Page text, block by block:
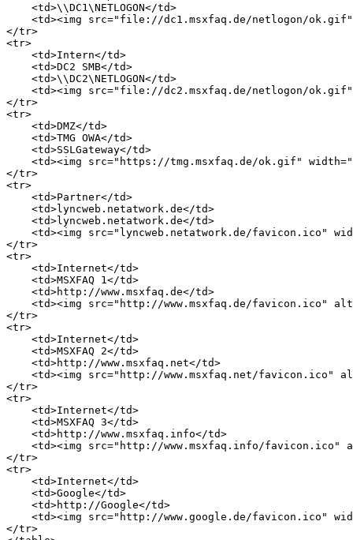
    <td>\\DC1\NETLOGON</td>
<td><img src="file://dc1.msxfaq.de/netlogon/
</tr>
<tr>
    <td>Intern</td>
    <td>DC2 SMB</td>
    <td>\\DC2\NETLOGON</td>
<td><img src="file://dc2.msxfaq.de/netlogon/
</tr>
<tr>
    <td>DMZ</td>
    <td>TMG OWA</td>
    <td>SSLGateway</td>
<td><img src="https://tmg.msxfaq.de/ok.gif"
</tr>
<tr>
    <td>Partner</td>
    <td>lyncweb.netatwork.de</td>
    <td>lyncweb.netatwork.de</td>
<td><img src="lyncweb.netatwork.de/favicon.ico"
</tr>
<tr>
    <td>Internet</td>
    <td>MSXFAQ 1</td>
    <td>http://www.msxfaq.de</td>
<td><img src="http://www.msxfaq.de/favicon.ico"
</tr>
<tr>
    <td>Internet</td>
    <td>MSXFAQ 2</td>
    <td>http://www.msxfaq.net</td>
<td><img src="http://www.msxfaq.net/favicon.ico"
</tr>
<tr>
    <td>Internet</td>
    <td>MSXFAQ 3</td>
    <td>http://www.msxfaq.info</td>
<td><img src="http://www.msxfaq.info/favicon.ico"
</tr>
<tr>
    <td>Internet</td>
    <td>Google</td>
    <td>http://Google</td>
<td><img src="http://www.google.de/favicon.ico"
</tr>